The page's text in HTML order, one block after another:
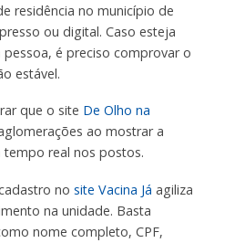
residência no município de
ou digital. Caso esteja
é preciso comprovar o
estável.
que o site De Olho na
ao mostrar a
real nos postos.
no site Vacina Já agiliza
na unidade. Basta
nome completo, CPF,